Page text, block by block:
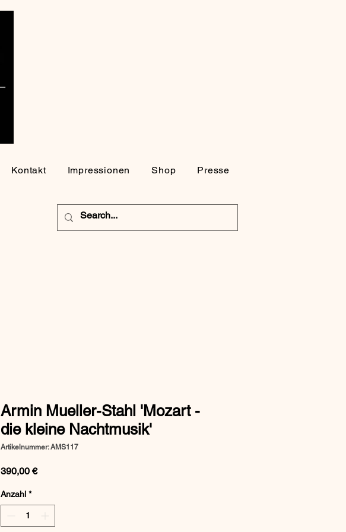
Kontakt Impressionen Shop Presse
Armin Mueller-Stahl 'Mozart -
die kleine Nachtmusik'
Artikelnummer: AMS117
390,00 €Preis
Anzahl *